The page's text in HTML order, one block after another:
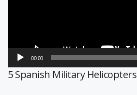
00:00
5 Spanish Military Helicopters